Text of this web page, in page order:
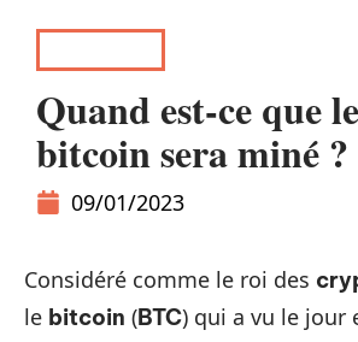
Quand est-ce que
bitcoin sera miné ?
09/01/2023
Considéré comme le roi des
le bitcoin (BTC) qui a vu le jour